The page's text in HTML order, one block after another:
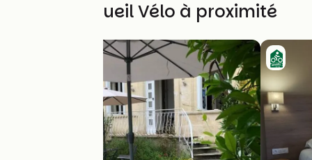
Autres Accueil Vélo à proximité